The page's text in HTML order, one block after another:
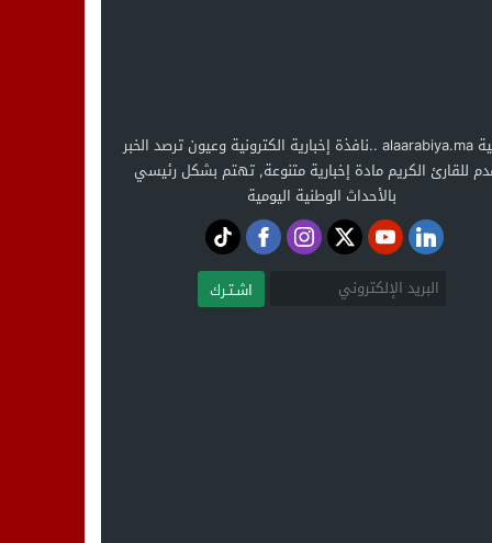
العربية alaarabiya.ma ..نافذة إخبارية الكترونية وعيون ترصد الخبر
للقارئ الكريم مادة إخبارية متنوعة, تهتم بشكل رئيسي
بالأحداث الوطنية اليومية
اشـتـرك